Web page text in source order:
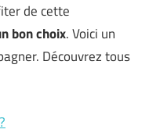
de cette
bon choix. Voici un
Découvrez tous